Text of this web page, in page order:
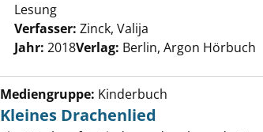
Lesung
Verfasser: Zinck, Valija
Jahr: 2018Verlag: Berlin, Argon Hörbuch
Mediengruppe: Kinderbuch
Kleines Drachenlied